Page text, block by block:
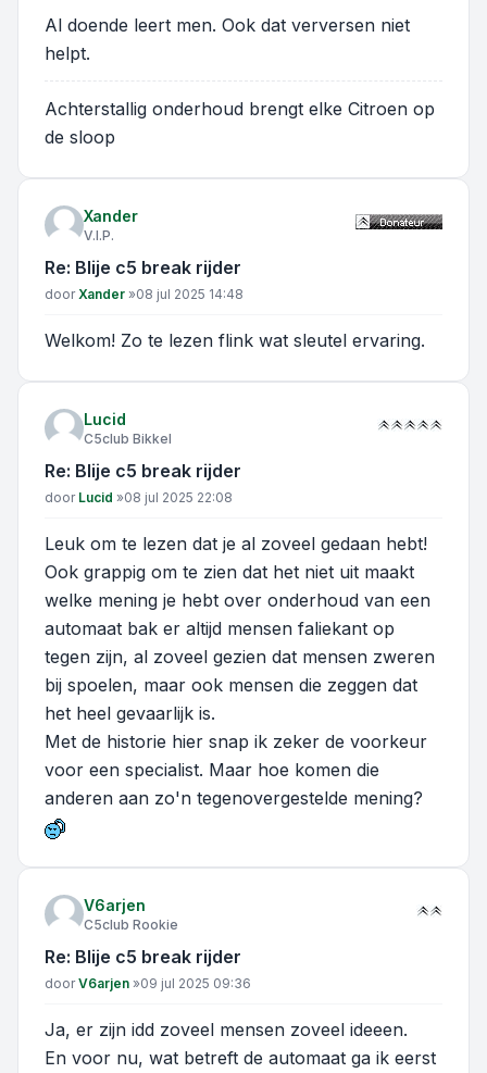
Al doende leert men. Ook dat verversen niet
helpt.
Achterstallig onderhoud brengt elke Citroen op
de sloop
Xander
V.I.P.
Re: Blije c5 break rijder
Bericht
doorXander »08 jul 2025 14:48
Welkom! Zo te lezen flink wat sleutel ervaring.
Lucid
C5club Bikkel
Re: Blije c5 break rijder
Bericht
door Lucid »08 jul 2025 22:08
Leuk om te lezen dat je al zoveel gedaan hebt!
Ook grappig om te zien dat het niet uit maakt
welke mening je hebt over onderhoud van een
automaat bak er altijd mensen faliekant op
tegen zijn, al zoveel gezien dat mensen zweren
bij spoelen, maar ook mensen die zeggen dat
het heel gevaarlijk is.
Met de historie hier snap ik zeker de voorkeur
voor een specialist. Maar hoe komen die
anderen aan zo'n tegenovergestelde mening?
V6arjen
C5club Rookie
Re: Blije c5 break rijder
Bericht
doorV6arjen »09 jul 2025 09:36
Ja, er zijn idd zoveel mensen zoveel ideeen.
En voor nu, wat betreft de automaat ga ik eerst